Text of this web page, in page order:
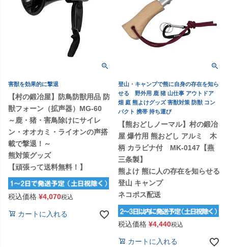
害獣を効果的に撃退
【村の鍛冶屋】防鳥防獣用品 防
獣フォーン（拡声器）MG-60
～鹿・猪・害鳥除けにサイレ
ン・オオカミ・ライオンの声搭
載で撃退！～
熊対策グッズ
【頑張って送料無料！】
税込価格 ¥4,070税込
カートに入れる
登山・キャンプで熊に自身の存在を知ら
せる 野外用 鹿 猪 山仕事 アウトドア
畑 庭 熊よけグッズ 害獣対策 防獣 コン
パクト 携帯 持ち運び
【熊おどしノーマル】村の鍛冶
屋 爆竹用 熊おどし アルミ 木
柄 カラビナ付 MK-0147【燕
三条製】
熊よけ 熊に人の存在を知らせる
登山 キャンプ
ネコポス配送
税込価格 ¥4,440税込
カートに入れる